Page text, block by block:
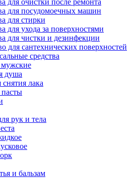
для очистки после ремонта
для посудомоечных машин
для стирки
для ухода за поверхностями
для чистки и дезинфекции
для сантехнических поверхностей
средства
мужские
душа
лака
рук и тела
и бальзам